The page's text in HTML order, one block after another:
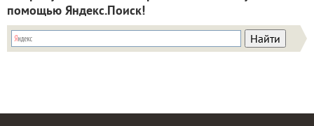
помощью Яндекс.Поиск!